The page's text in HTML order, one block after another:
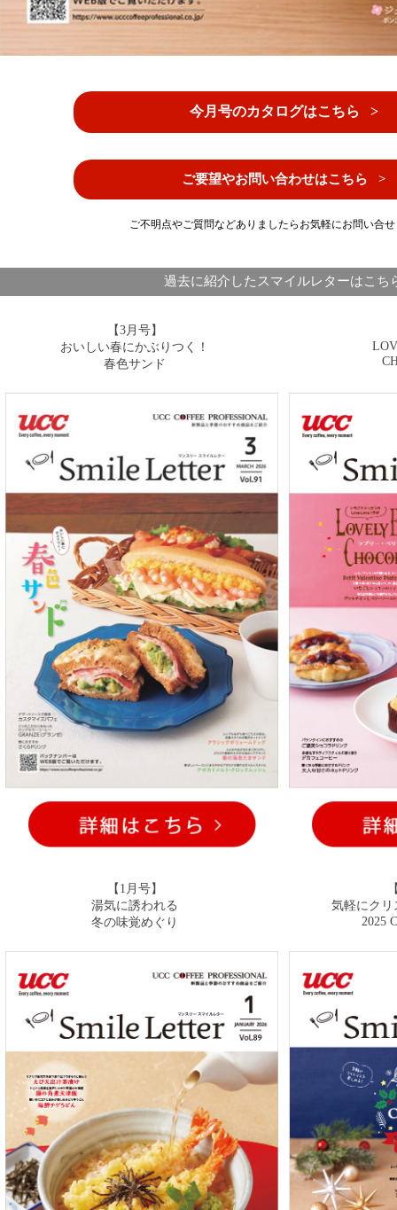
今月号のカタログはこちら >
ご要望やお問い合わせはこちら >
ご不明点やご質問などありましたらお気軽にお問い合
過去に紹介したスマイルレターはこち
【3月号】
おいしい春にかぶりつく！
春色サンド
【1月号】
湯気に誘われる
冬の味覚めぐり
気軽にク
2025